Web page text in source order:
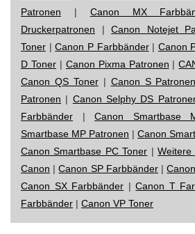
Patronen | Canon MX
Druckerpatronen |Canon Notejet
Toner |Canon P Farbbänder| Canon
D Toner| Canon Pixma Patronen |
Canon QS Toner| Canon S Patronen
Patronen | Canon Selphy DS
Farbbänder |Canon Smartbase
Smartbase MP Patronen | Canon
Canon Smartbase PC Toner |
Canon |Canon SP Farbbänder|
Canon SX Farbbänder |Canon T
Farbbänder | Canon VP Toner